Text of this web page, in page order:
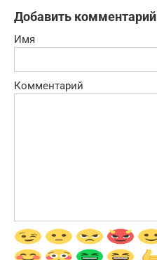
Добавить комментарий
Имя
Комментарий